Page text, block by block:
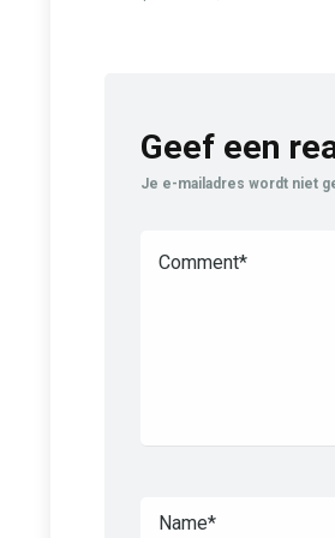
Geef een
Je e-mailadres wordt niet